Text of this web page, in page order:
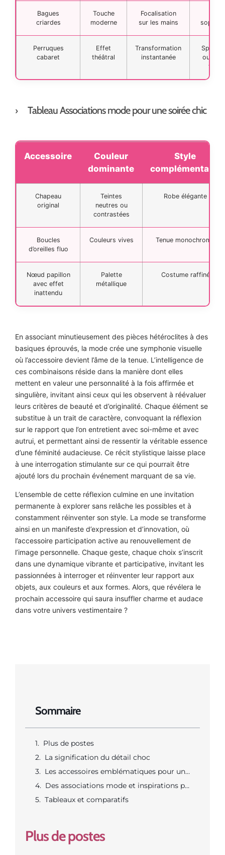
Sommaire
Plus de postes
La signification du détail choc
Les accessoires emblématiques pour une féminité audacieuse
Des associations mode et inspirations pour soirée chic
Tableaux et comparatifs
Plus de postes
Bagues
criardes
Touche
moderne
Focalisation
sur les mains
Perruques
cabaret
Effet
théâtral
Transformation
instantanée
ou
Tableau Associations mode pour une soirée chic
Accessoire
Couleur
dominante
Style
complémentaire
Chapeau
original
Teintes
neutres ou
contrastées
Robe élégante
Boucles
d’oreilles fluo
Couleurs vives Tenue monochrome
Nœud papillon
avec effet
inattendu
Palette
métallique
Costume raffiné
En associant minutieusement des pièces hétéroclites à des
basiques éprouvés, la mode crée une symphonie visuelle
où l’accessoire devient l’âme de la tenue. L’intelligence de
ces combinaisons réside dans la manière dont elles
mettent en valeur une personnalité à la fois affirmée et
singulière, invitant ainsi ceux qui les observent à réévaluer
leurs critères de beauté et d’originalité. Chaque élément se
substitue à un trait de caractère, convoquant la réflexion
sur le rapport que l’on entretient avec soi-même et avec
autrui, et permettant ainsi de ressentir la véritable essence
d’une féminité audacieuse. Ce récit stylistique laisse place
à une interrogation stimulante sur ce qui pourrait être
ajouté lors du prochain événement marquant de sa vie.
L’ensemble de cette réflexion culmine en une invitation
permanente à explorer sans relâche les possibles et à
constamment réinventer son style. La mode se transforme
ainsi en un manifeste d’expression et d’innovation, où
l’accessoire participation active au renouvellement de
l’image personnelle. Chaque geste, chaque choix s’inscrit
dans une dynamique vibrante et participative, invitant les
passionnées à interroger et réinventer leur rapport aux
objets, aux couleurs et aux formes. Alors, que révélera le
prochain accessoire qui saura insuffler charme et audace
dans votre univers vestimentaire ?